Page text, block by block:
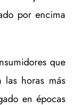
por encima
que
las horas más
en épocas